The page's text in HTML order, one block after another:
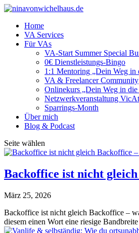
Home
VA Services
Für VAs
VA-Start Summer Special
0€ Dienstleistungs-Bingo
1:1 Mentoring „Dein Weg in
VA & Freelancer Community
Onlinekurs „Dein Weg in
Netzwerkveranstaltung
Sparrings-Month
Über mich
Blog & Podcast
Seite wählen
Backoffice ist nicht
März 25, 2026
Backoffice ist nicht gleich Backoffice –
diesem einen Wort eine riesige